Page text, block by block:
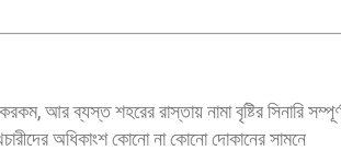
আর ব্যস্ত শহরের রাস্তায় নামা বৃষ্টির সিনারি
অধিকাংশ কোনো না কোনো দোকানের সামনে